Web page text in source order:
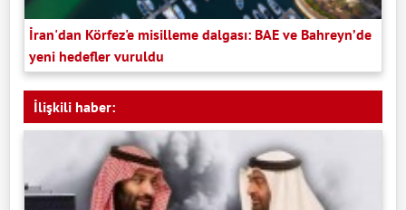
İran'dan Körfez'e misilleme dalgası: BAE ve Bahreyn’de
yeni hedefler vuruldu
İlişkili haber: